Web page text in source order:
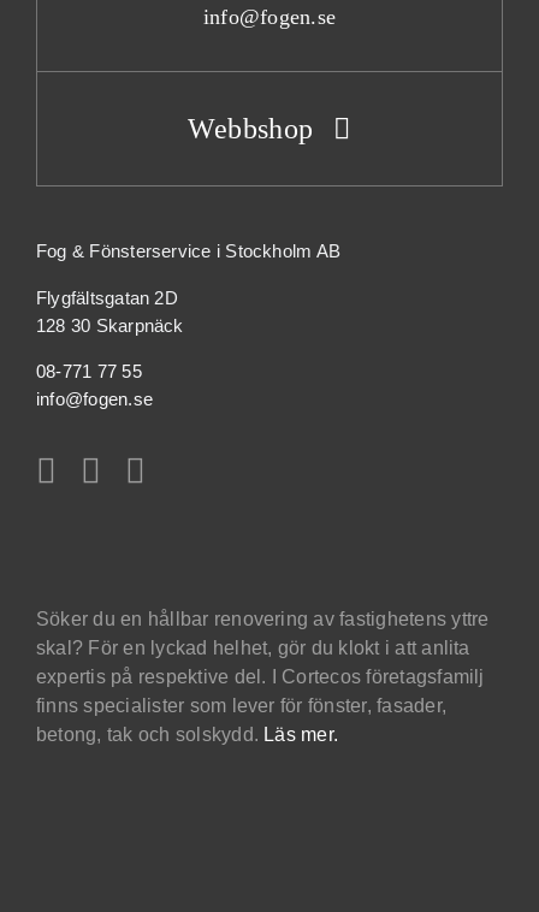
info@fogen.se
Webbshop
Fog & Fönsterservice i Stockholm AB
Flygfältsgatan 2D
128 30 Skarpnäck
08-771 77 55
info@fogen.se
Söker du en hållbar renovering av fastighetens yttre
skal? För en lyckad helhet, gör du klokt i att anlita
expertis på respektive del. I Cortecos företagsfamilj
finns specialister som lever för fönster, fasader,
betong, tak och solskydd. Läs mer.